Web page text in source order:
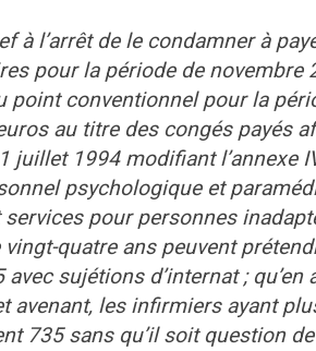
à l’arrêt de le condamner à
pour la période de
point conventionnel pour la
au titre des congés payés
juillet 1994 modifiant
psychologique et
pour personnes
vingt-quatre ans peuvent
sujétions d’internat ;
avenant, les infirmiers ayant
735 sans qu’il soit question